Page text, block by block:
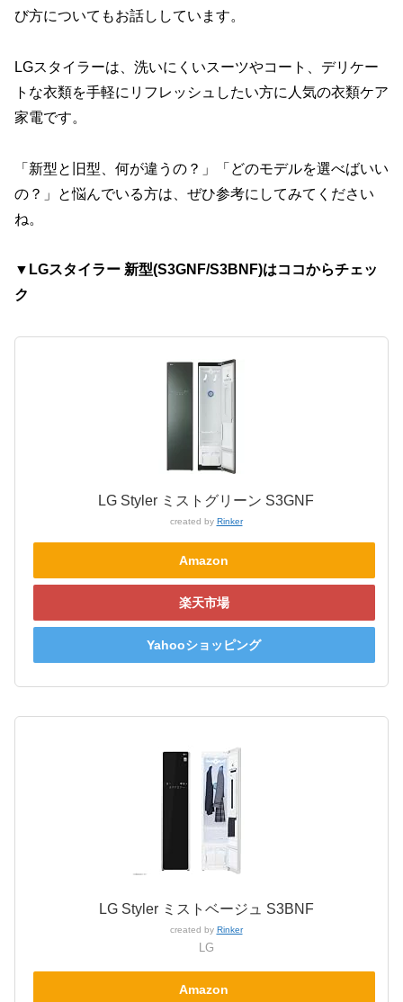
び方についてもお話ししています。
LGスタイラーは、洗いにくいスーツやコート、デリケー
トな衣類を手軽にリフレッシュしたい方に人気の衣類ケア
家電です。
「新型と旧型、何が違うの？」「どのモデルを選べばいい
の？」と悩んでいる方は、ぜひ参考にしてみてください
ね。
▼LGスタイラー 新型(S3GNF/S3BNF)はココからチェッ
ク
LG Styler ミストグリーン S3GNF
created by Rinker
Amazon
楽天市場
Yahooショッピング
LG Styler ミストベージュ S3BNF
created by Rinker
LG
Amazon